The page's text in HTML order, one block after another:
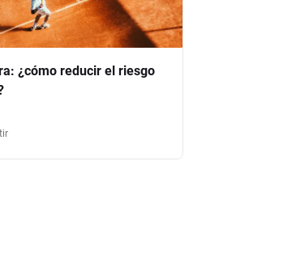
¿cómo reducir el riesgo